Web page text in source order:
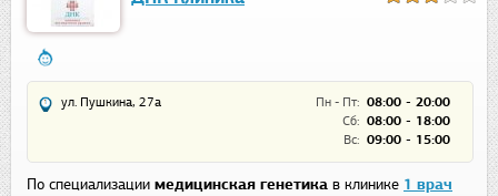
Пн - Пт: 08:00 - 20:00
Сб: 08:00 - 18:00
Вс: 09:00 - 15:00
ул. Пушкина, 27а
По специализации медицинская генетика в клинике 1 врач